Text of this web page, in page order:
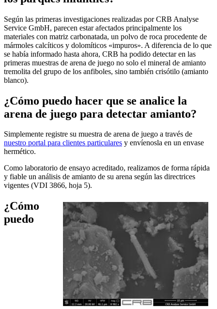
Según las primeras investigaciones realizadas por CRB Analyse
Service GmbH, parecen estar afectados principalmente los
materiales con matriz carbonatada, un polvo de roca procedente de
mármoles calcíticos y dolomíticos «impuros». A diferencia de lo que
se había informado hasta ahora, CRB ha podido detectar en las
primeras muestras de arena de juego no solo el mineral de amianto
tremolita del grupo de los anfiboles, sino también crisótilo (amianto
blanco).
¿Cómo puedo hacer que se analice la
arena de juego para detectar amianto?
Simplemente registre su muestra de arena de juego a través de
nuestro portal para clientes particulares y envíenosla en un envase
hermético.
Como laboratorio de ensayo acreditado, realizamos de forma rápida
y fiable un análisis de amianto de su arena según las directrices
vigentes (VDI 3866, hoja 5).
¿Cómo
puedo